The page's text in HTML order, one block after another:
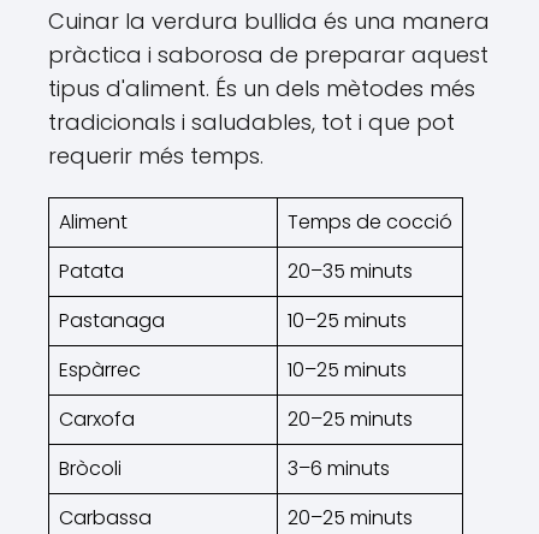
Cuinar la verdura bullida és una manera
pràctica i saborosa de preparar aquest
tipus d'aliment. És un dels mètodes més
tradicionals i saludables, tot i que pot
requerir més temps.
Aliment
Temps de cocció
Patata
20–35 minuts
Pastanaga
10–25 minuts
Espàrrec
10–25 minuts
Carxofa
20–25 minuts
Bròcoli
3–6 minuts
Carbassa
20–25 minuts